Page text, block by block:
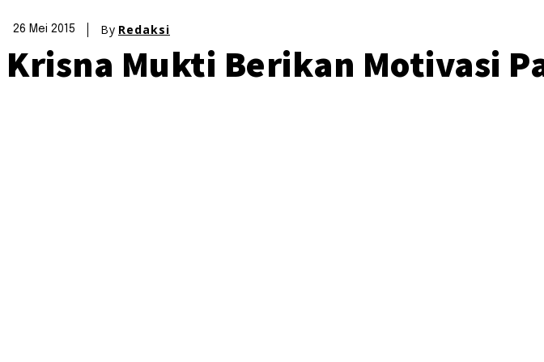
26 Mei 2015 By Redaksi
Krisna Mukti Berikan Motivasi